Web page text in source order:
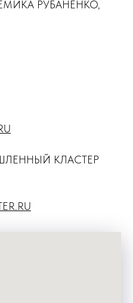
РУБАНЕНКО,
КЛАСТЕР